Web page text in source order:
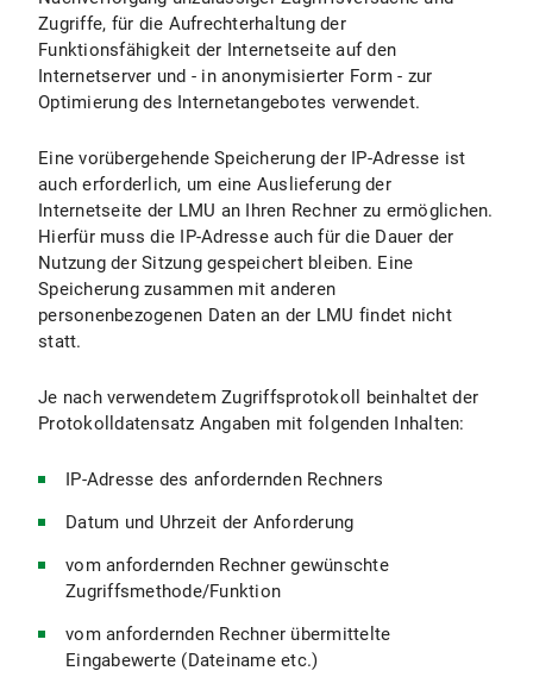
Zugriffe, für die Aufrechterhaltung der
Funktionsfähigkeit der Internetseite auf den
Internetserver und - in anonymisierter Form - zur
Optimierung des Internetangebotes verwendet.
Eine vorübergehende Speicherung der IP-Adresse ist
auch erforderlich, um eine Auslieferung der
Internetseite der LMU an Ihren Rechner zu ermöglichen.
Hierfür muss die IP-Adresse auch für die Dauer der
Nutzung der Sitzung gespeichert bleiben. Eine
Speicherung zusammen mit anderen
personenbezogenen Daten an der LMU findet nicht
statt.
Je nach verwendetem Zugriffsprotokoll beinhaltet der
Protokolldatensatz Angaben mit folgenden Inhalten:
IP-Adresse des anfordernden Rechners
Datum und Uhrzeit der Anforderung
vom anfordernden Rechner gewünschte
Zugriffsmethode/Funktion
vom anfordernden Rechner übermittelte
Eingabewerte (Dateiname etc.)